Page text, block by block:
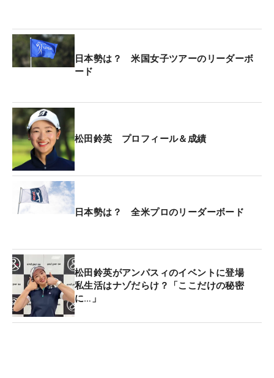
日本勢は？ 米国女子ツアーのリーダーボ
ード
松田鈴英 プロフィール＆成績
日本勢は？ 全米プロのリーダーボード
松田鈴英がアンパスィのイベントに登場
私生活はナゾだらけ？「ここだけの秘密
に…」